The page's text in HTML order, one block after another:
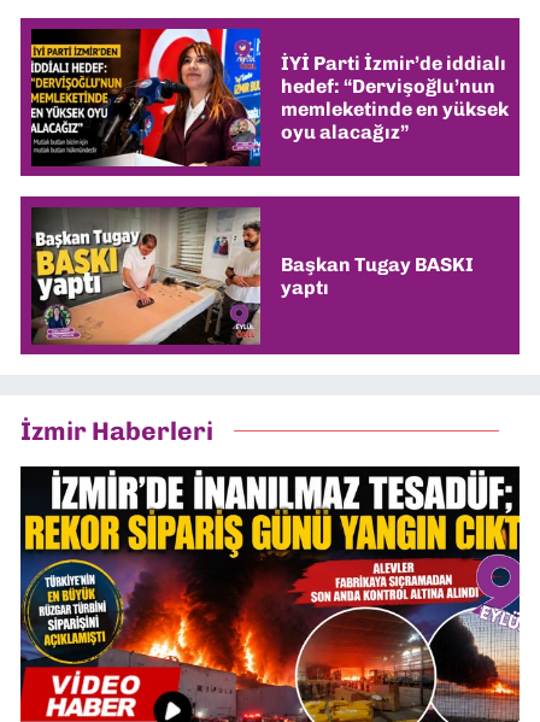
İYİ Parti İzmir’de iddialı
hedef: “Dervişoğlu’nun
memleketinde en yüksek
oyu alacağız”
Başkan Tugay BASKI
yaptı
İzmir Haberleri